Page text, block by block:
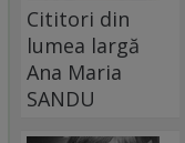
Cititori din
lumea largă
Ana Maria
SANDU